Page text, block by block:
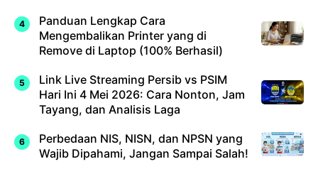
Panduan Lengkap Cara
Mengembalikan Printer yang di
Remove di Laptop (100% Berhasil)
Link Live Streaming Persib vs PSIM
Hari Ini 4 Mei 2026: Cara Nonton, Jam
Tayang, dan Analisis Laga
Perbedaan NIS, NISN, dan NPSN yang
Wajib Dipahami, Jangan Sampai Salah!